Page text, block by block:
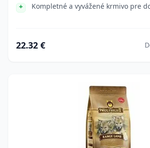
Kompletné a vyvážené krmivo pre
22.32 €